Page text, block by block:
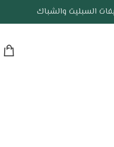
السبليت والشباك